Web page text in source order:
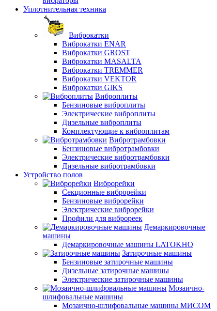
Уплотнительная техника
Виброкатки
Виброкатки ENAR
Виброкатки GROST
Виброкатки MASALTA
Виброкатки TREMMER
Виброкатки VEKTOR
Виброкатки GIKS
Виброплиты
Бензиновые виброплиты
Электрические виброплиты
Дизельные виброплиты
Комплектующие к виброплитам
Вибротрамбовки
Бензиновые вибротрамбовки
Электрические вибротрамбовки
Дизельные вибротрамбовки
Устройство полов
Виброрейки
Секционные виброрейки
Бензиновые виброрейки
Электрические виброрейки
Профили для виброреек
Демаркировочные
машины
Демаркировочные машины LATOKHO
Затирочные машины
Бензиновые затирочные машины
Дизельные затирочные машины
Электрические затирочные машины
Мозаично-
шлифовальные машины
Мозаично-шлифовальные машины МИСОМ